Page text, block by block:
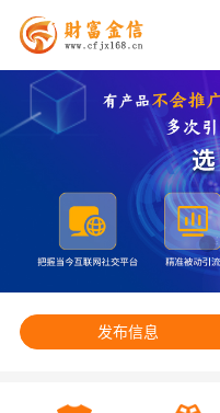
发布信息